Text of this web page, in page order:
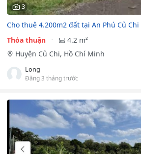
3
Cho thuê 4.200m2 đất tại An Phú Củ
Thỏa thuận
4.2 m²
Huyện Củ Chi, Hồ Chí Minh
Long
Đăng 3 tháng trước